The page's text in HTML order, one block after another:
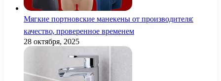
Мягкие портновские манекены от производителя:
качество, проверенное временем
28 октября, 2025